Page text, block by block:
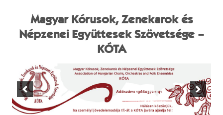
tartalomba
Magyar Kórusok, Zenekarok és
Népzenei Együttesek Szövetsége –
KÓTA